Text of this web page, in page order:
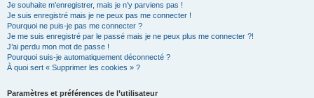
Je souhaite m’enregistrer, mais je n’y parviens pas !
Je suis enregistré mais je ne peux pas me connecter !
Pourquoi ne puis-je pas me connecter ?
Je me suis enregistré par le passé mais je ne peux plus me connecter ?!
J’ai perdu mon mot de passe !
Pourquoi suis-je automatiquement déconnecté ?
À quoi sert « Supprimer les cookies » ?
Paramètres et préférences de l’utilisateur